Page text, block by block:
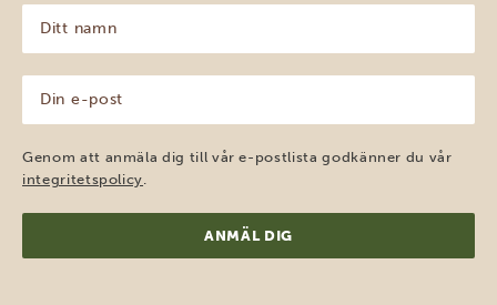
namn
(Obligatoriskt)
post
(Obligatoriskt)
Genom att anmäla dig till vår e-postlista godkänner du vår
integritetspolicy